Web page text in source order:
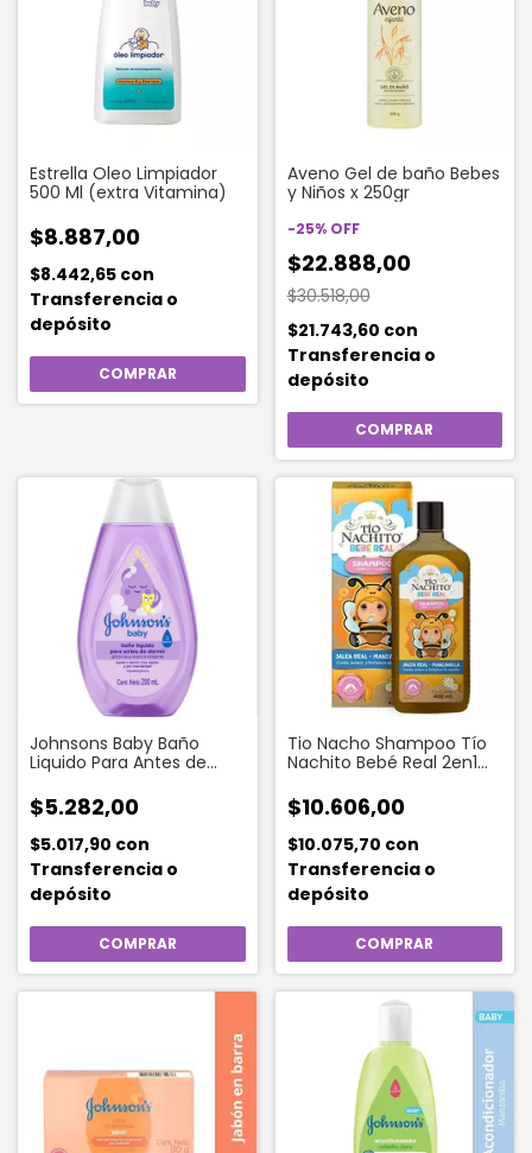
Estrella Oleo Limpiador
500 Ml (extra Vitamina)
$8.887,00
$8.442,65 con
Transferencia o
depósito
Aveno Gel de baño Bebes
y Niños x 250gr
-25% OFF
$22.888,00
$30.518,00
$21.743,60 con
Transferencia o
depósito
Johnsons Baby Baño
Liquido Para Antes de
$5.282,00
$5.017,90 con
Transferencia o
depósito
Tio Nacho Shampoo Tío
Nachito Bebé Real 2en1
$10.606,00
$10.075,70 con
Transferencia o
depósito